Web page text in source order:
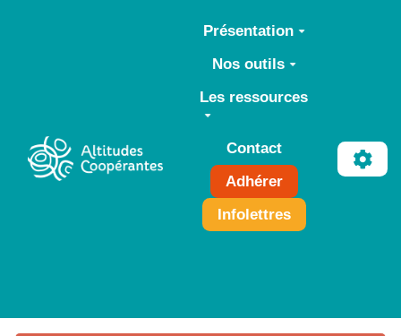
Aller au contenu principal
Présentation
Nos outils
Les ressources
Contact
Adhérer
Infolettres